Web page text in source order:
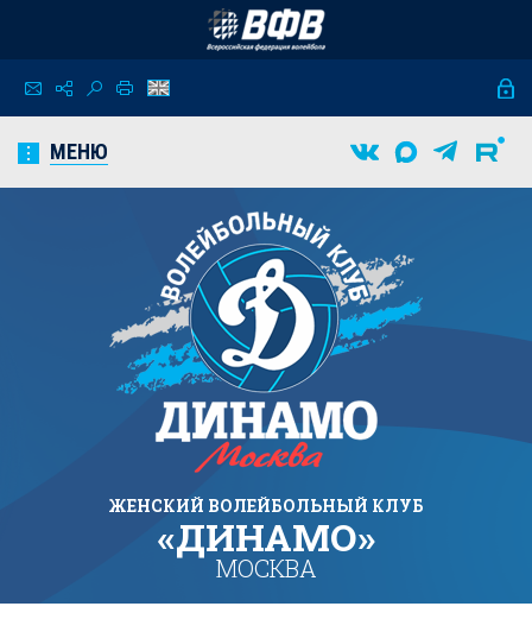
МЕНЮ
ЖЕНСКИЙ ВОЛЕЙБОЛЬНЫЙ КЛУБ
«ДИНАМО»
МОСКВА